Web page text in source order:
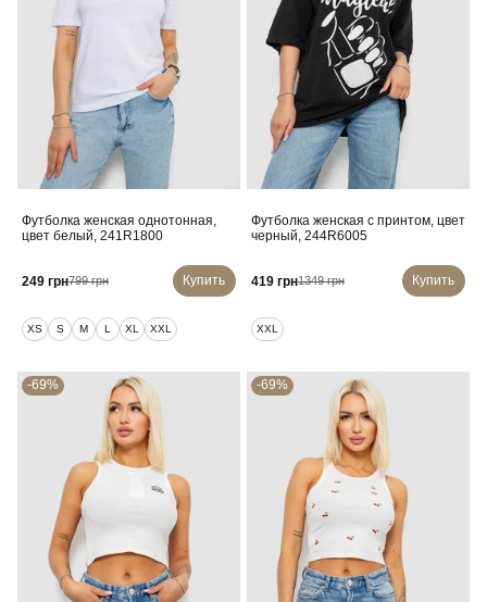
Футболка женская однотонная,
цвет белый, 241R1800
249 грн799 грн Купить
XS S M L XL XXL
Футболка женская с принтом, цвет
черный, 244R6005
419 грн1349 грн Купить
XXL
-69% -69%